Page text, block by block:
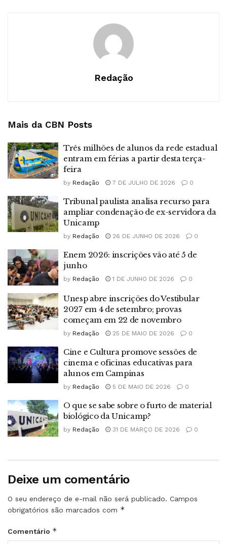
Redação
Mais da CBN Posts
Três milhões de alunos da rede estadual
entram em férias a partir desta terça-
feira
by Redação 7 DE JULHO DE 2026 0
Tribunal paulista analisa recurso para
ampliar condenação de ex-servidora da
Unicamp
by Redação 26 DE JUNHO DE 2026 0
Enem 2026: inscrições vão até 5 de
junho
by Redação 1 DE JUNHO DE 2026 0
Unesp abre inscrições do Vestibular
2027 em 4 de setembro; provas
começam em 22 de novembro
by Redação 25 DE MAIO DE 2026 0
Cine e Cultura promove sessões de
cinema e oficinas educativas para
alunos em Campinas
by Redação 5 DE MAIO DE 2026 0
O que se sabe sobre o furto de material
biológico da Unicamp?
by Redação 31 DE MARÇO DE 2026 0
Deixe um comentário
O seu endereço de e-mail não será publicado. Campos
obrigatórios são marcados com *
Comentário *